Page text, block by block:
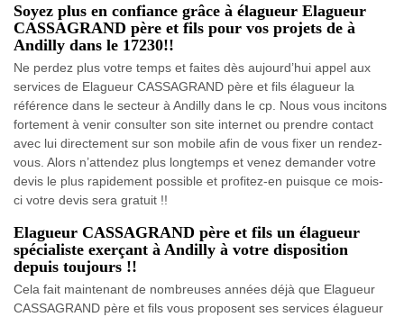
Soyez plus en confiance grâce à élagueur Elagueur
CASSAGRAND père et fils pour vos projets de à
Andilly dans le 17230!!
Ne perdez plus votre temps et faites dès aujourd’hui appel aux
services de Elagueur CASSAGRAND père et fils élagueur la
référence dans le secteur à Andilly dans le cp. Nous vous incitons
fortement à venir consulter son site internet ou prendre contact
avec lui directement sur son mobile afin de vous fixer un rendez-
vous. Alors n’attendez plus longtemps et venez demander votre
devis le plus rapidement possible et profitez-en puisque ce mois-
ci votre devis sera gratuit !!
Elagueur CASSAGRAND père et fils un élagueur
spécialiste exerçant à Andilly à votre disposition
depuis toujours !!
Cela fait maintenant de nombreuses années déjà que Elagueur
CASSAGRAND père et fils vous proposent ses services élagueur